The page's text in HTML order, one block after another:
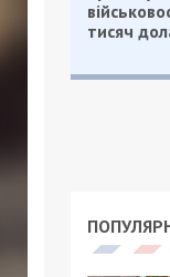
тисяч